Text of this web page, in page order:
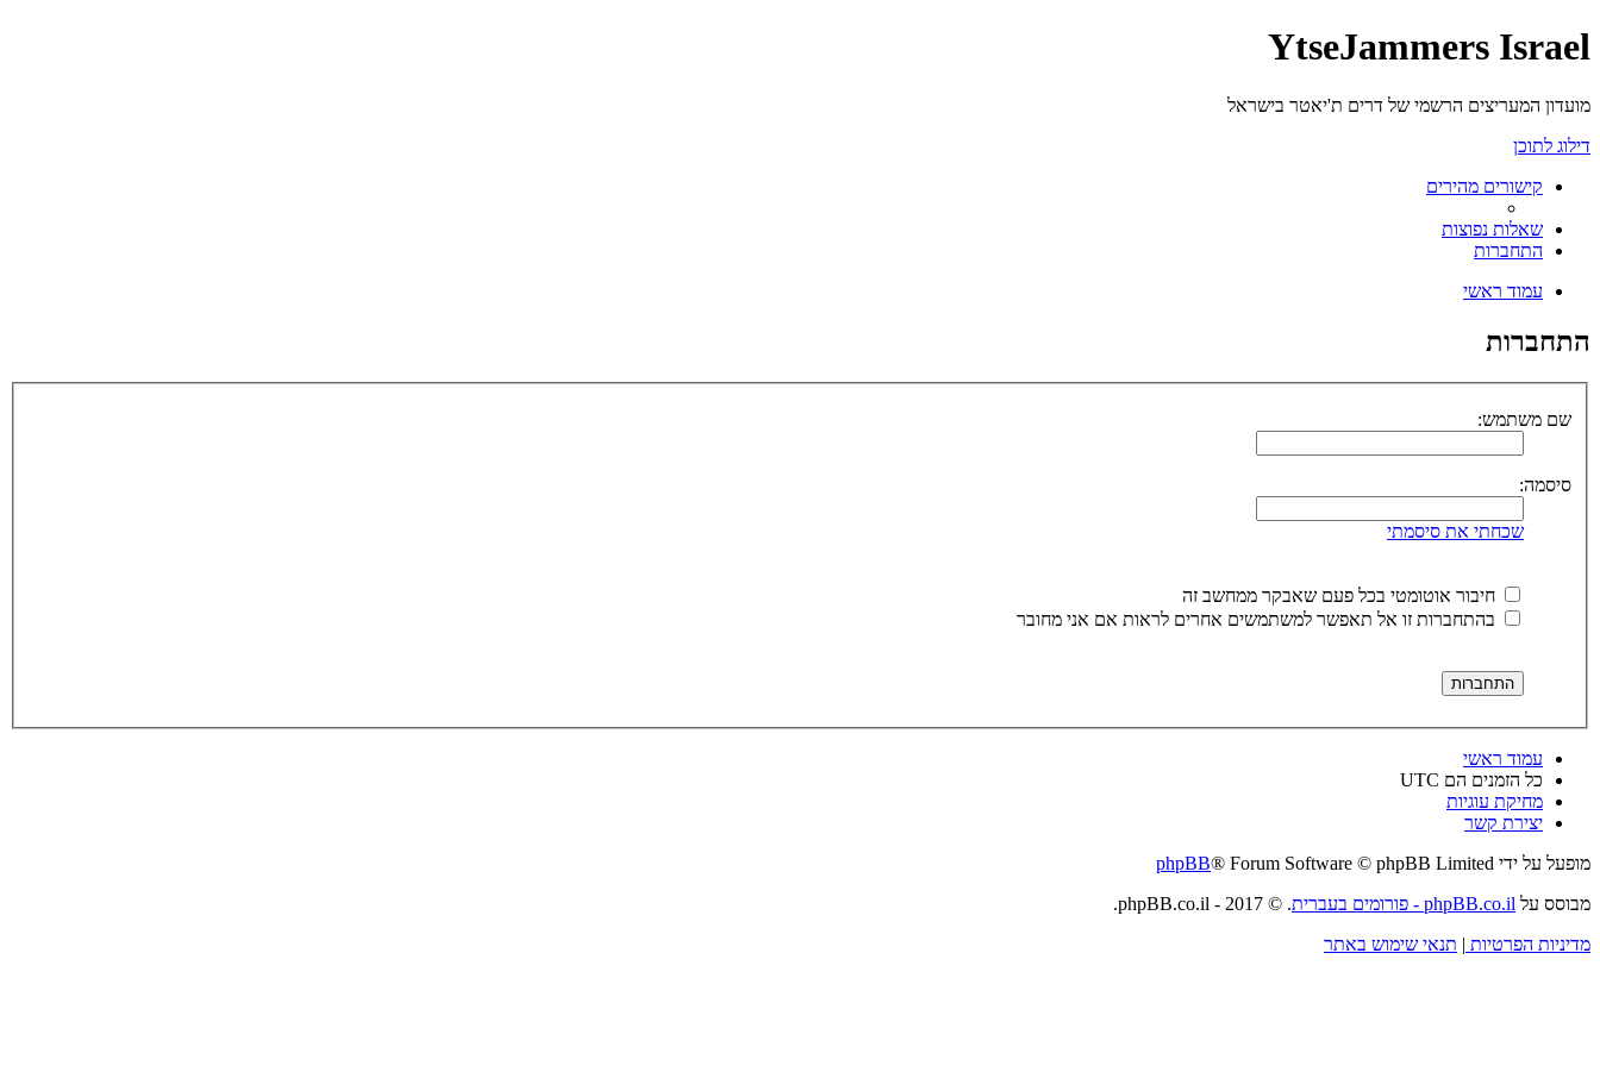
YtseJammers Israel
מועדון המעריצים הרשמי של דרים ת'יאטר בישראל
דילוג לתוכן
קישורים מהירים
שאלות נפוצות
התחברות
עמוד ראשי
התחברות
שם משתמש:
סיסמה:
שכחתי את סיסמתי
חיבור אוטומטי בכל פעם שאבקר ממחשב זה
בהתחברות זו אל תאפשר למשתמשים אחרים לראות אם אני מחובר
עמוד ראשי
כל הזמנים הם UTC
מחיקת עוגיות
יצירת קשר
מופעל על ידי
phpBB® Forum Software © phpBB Limited
מבוסס על phpBB.co.il - פורומים בעברית
. © 2017 - phpBB.co.il.
מדיניות הפרטיות | תנאי שימוש באתר